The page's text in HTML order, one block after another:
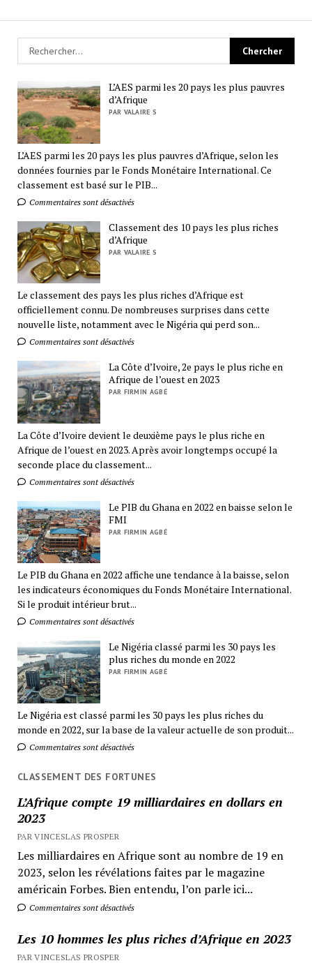
L’AES parmi les 20 pays les plus pauvres
d’Afrique
PAR VALAIRE S
L’AES parmi les 20 pays les plus pauvres d’Afrique, selon les
données fournies par le Fonds Monétaire International. Ce
classement est basé sur le PIB...
Commentaires sont désactivés
Classement des 10 pays les plus riches
d’Afrique
PAR VALAIRE S
Le classement des pays les plus riches d’Afrique est
officiellement connu. De nombreuses surprises dans cette
nouvelle liste, notamment avec le Nigéria qui perd son...
Commentaires sont désactivés
La Côte d’Ivoire, 2e pays le plus riche en
Afrique de l’ouest en 2023
PAR FIRMIN AGBÉ
La Côte d’Ivoire devient le deuxième pays le plus riche en
Afrique de l’ouest en 2023. Après avoir longtemps occupé la
seconde place du classement...
Commentaires sont désactivés
Le PIB du Ghana en 2022 en baisse selon le
FMI
PAR FIRMIN AGBÉ
Le PIB du Ghana en 2022 affiche une tendance à la baisse, selon
les indicateurs économiques du Fonds Monétaire International.
Si le produit intérieur brut...
Commentaires sont désactivés
Le Nigéria classé parmi les 30 pays les
plus riches du monde en 2022
PAR FIRMIN AGBÉ
Le Nigéria est classé parmi les 30 pays les plus riches du
monde en 2022, sur la base de la valeur actuelle de son produit...
Commentaires sont désactivés
CLASSEMENT DES FORTUNES
L’Afrique compte 19 milliardaires en dollars en
2023
PAR VINCESLAS PROSPER
Les milliardaires en Afrique sont au nombre de 19 en
2023, selon les révélations faites par le magazine
américain Forbes. Bien entendu, l’on parle ici...
Commentaires sont désactivés
Les 10 hommes les plus riches d’Afrique en 2023
PAR VINCESLAS PROSPER